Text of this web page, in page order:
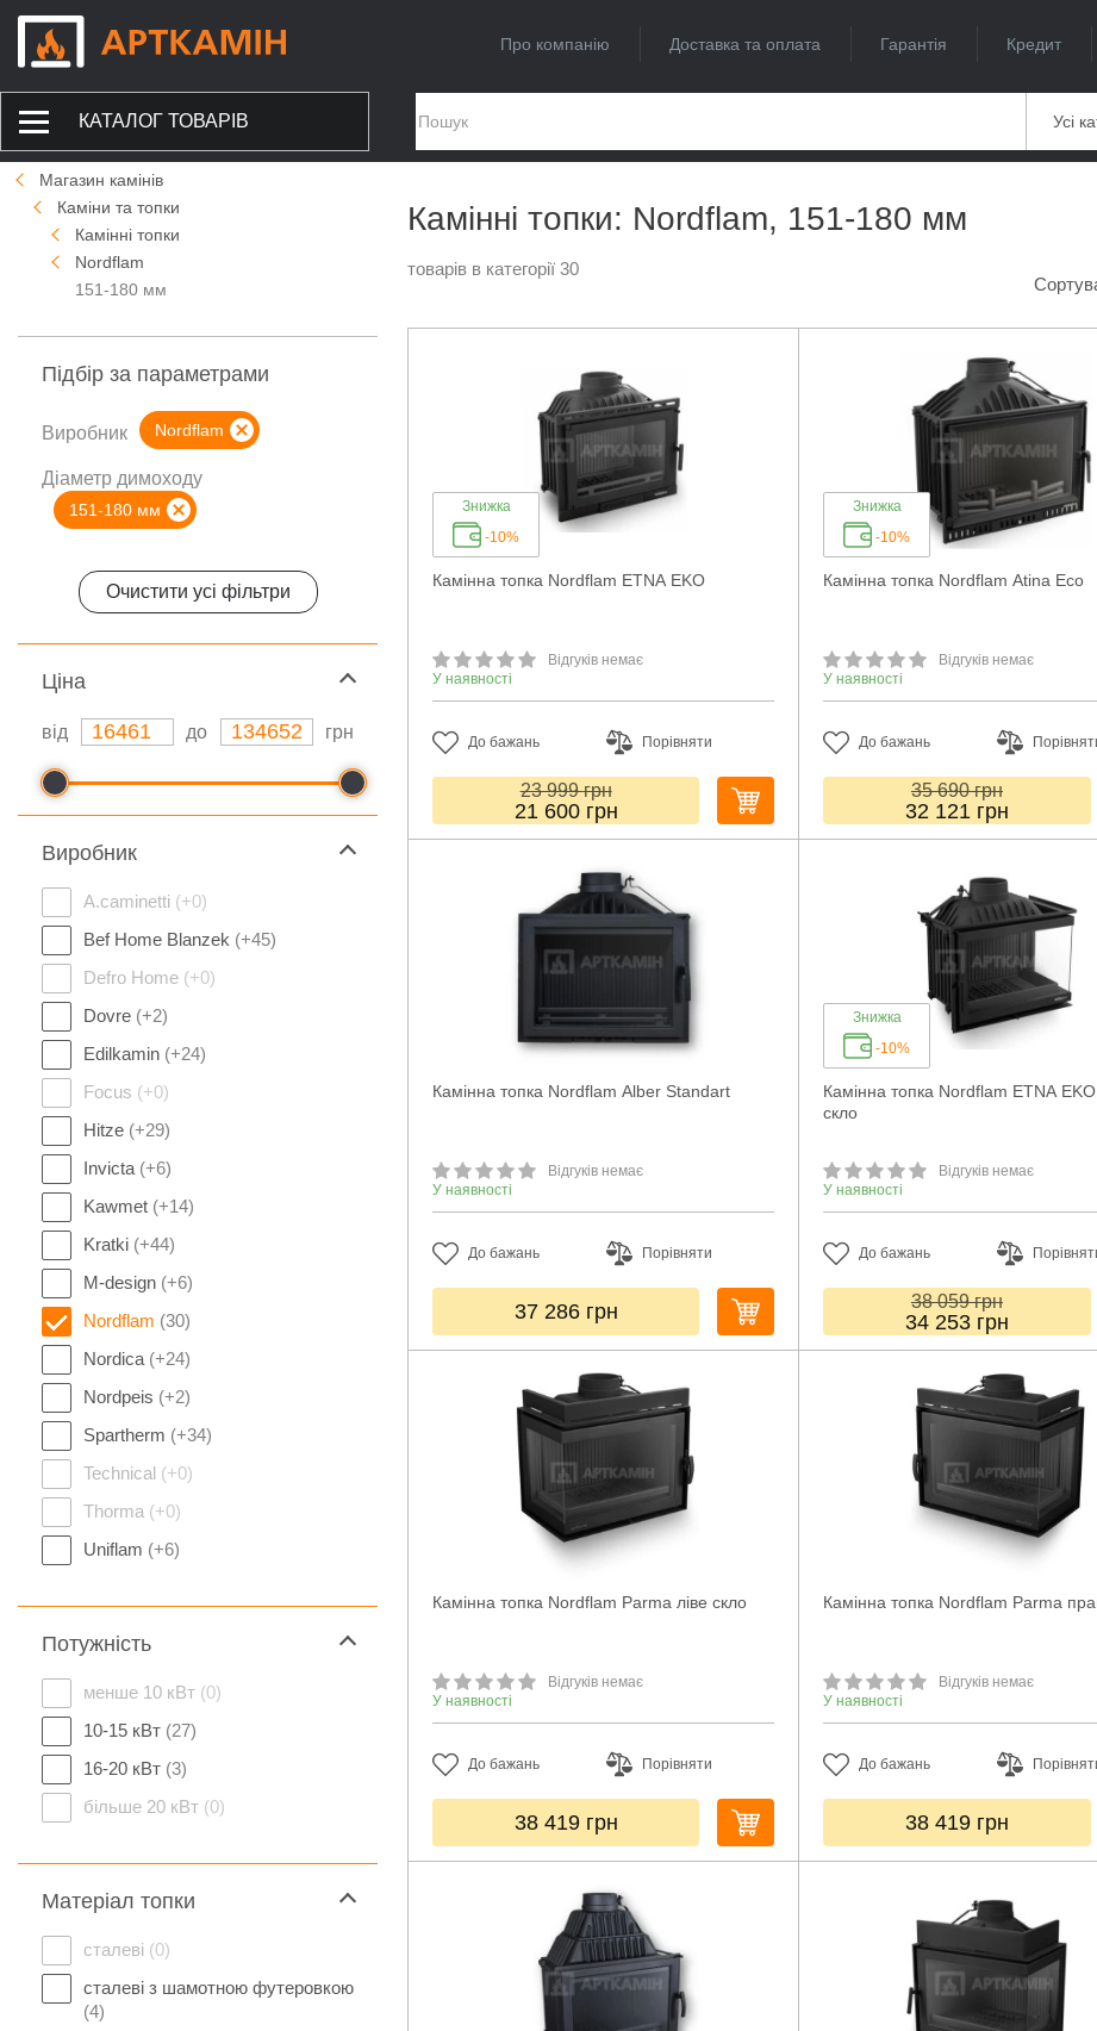
Про компанію Доставка та оплата Гарантія Кредит
КАТАЛОГ ТОВАРІВ Усі
Магазин камінів
Каміни та топки
Камінні топки
Nordflam
151-180 мм
Підбір за параметрами
Виробник Nordflam
Діаметр димоходу
151-180 мм
Очистити усі фільтри
Ціна
від до грн
Виробник
A.caminetti (+0)
Bef Home Blanzek (+45)
Defro Home (+0)
Dovre (+2)
Edilkamin (+24)
Focus (+0)
Hitze (+29)
Invicta (+6)
Kawmet (+14)
Kratki (+44)
M-design (+6)
Nordflam (30)
Nordica (+24)
Nordpeis (+2)
Spartherm (+34)
Technical (+0)
Thorma (+0)
Uniflam (+6)
Потужність
менше 10 кВт (0)
10-15 кВт (27)
16-20 кВт (3)
більше 20 кВт (0)
Матеріал топки
сталеві (0)
сталеві з шамотною футеровкою
(4)
Камінні топки: Nordflam, 151-180 мм
товарів в категорії 30
Знижка
-10%
Камінна топка Nordflam ETNA EKO
Відгуків немає
У наявності
До бажань Порівняти
23 999грн
21 600 грн
Знижка
-10%
Камінна топка Nordflam Atina Eco
Відгуків немає
У наявності
До бажань
35 690грн
32 121 грн
Камінна топка Nordflam Alber Standart
Відгуків немає
У наявності
До бажань Порівняти
37 286 грн
Знижка
-10%
Камінна топка Nordflam ETNA
скло
Відгуків немає
У наявності
До бажань
38 059грн
34 253 грн
Камінна топка Nordflam Parma ліве скло
Відгуків немає
У наявності
До бажань Порівняти
38 419 грн
Камінна топка Nordflam Parma
Відгуків немає
У наявності
До бажань
38 419 грн